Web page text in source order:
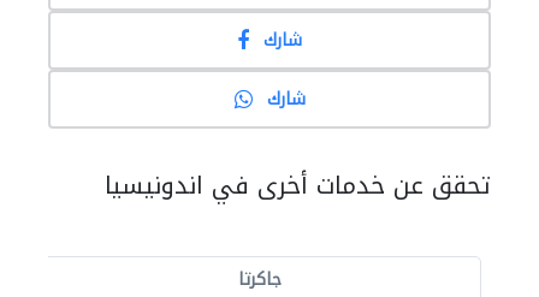
شارك
شارك
تحقق عن خدمات أخرى في اندونيسيا
جاكرتا